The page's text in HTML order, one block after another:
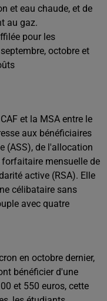
et eau chaude, et de
au gaz.
pour les
octobre et
et la MSA entre le
aux bénéficiaires
(ASS), de l'allocation
mensuelle de
active (RSA). Elle
célibataire sans
avec quatre
en octobre dernier,
bénéficier d'une
et 550 euros, cette